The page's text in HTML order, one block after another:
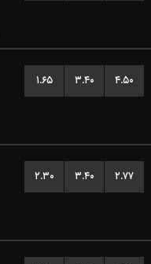
۱.۶۵ ۳.۴۰ ۴.۵۰
۲.۳۰ ۳.۴۰ ۲.۷۷